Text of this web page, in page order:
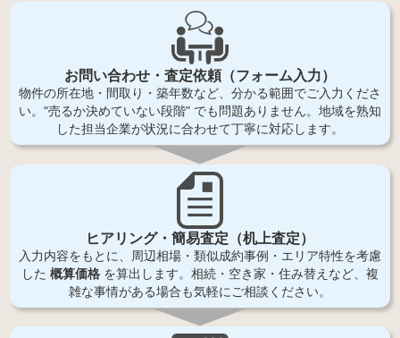
お問い合わせ・査定依頼（フォーム入力）
物件の所在地・間取り・築年数など、分かる範囲でご入力くださ
い。“売るか決めていない段階” でも問題ありません。地域を熟知
した担当企業が状況に合わせて丁寧に対応します。
ヒアリング・簡易査定（机上査定）
入力内容をもとに、周辺相場・類似成約事例・エリア特性を考慮
した 概算価格 を算出します。相続・空き家・住み替えなど、複
雑な事情がある場合も気軽にご相談ください。